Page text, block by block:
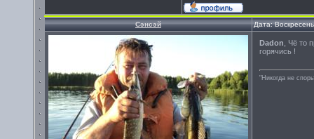
Сэнсэй Дата:
Dadon , Чё то
горячись !
"Никогда не